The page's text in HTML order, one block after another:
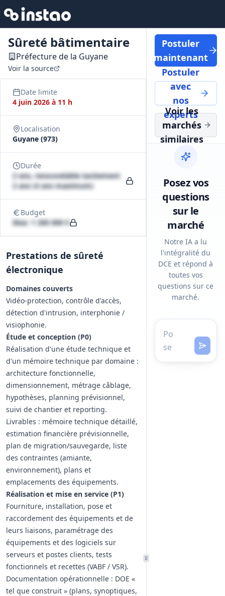
Sûreté bâtimentaire
Préfecture de la Guyane
Voir la source
Date limite
4 juin 2026 à 11 h
Localisation
Guyane (973)
Durée
2 ans, renouvelable tacitement
2 ans (4 ans maximum)
Budget
Max: 1 200 000 €
Prestations de sûreté
électronique
Domaines couverts
Vidéo-protection, contrôle d'accès,
détection d'intrusion, interphonie /
visiophonie.
Étude et conception (P0)
Réalisation d'une étude technique et
d'un mémoire technique par domaine :
architecture fonctionnelle,
dimensionnement, métrage câblage,
hypothèses, planning prévisionnel,
suivi de chantier et reporting.
Livrables : mémoire technique détaillé,
estimation financière prévisionnelle,
plan de migration/sauvegarde, liste
des contraintes (amiante,
environnement), plans et
emplacements des équipements.
Réalisation et mise en service (P1)
Fourniture, installation, pose et
raccordement des équipements et de
leurs liaisons, paramétrage des
équipements et des logiciels sur
serveurs et postes clients, tests
fonctionnels et recettes (VABF / VSR).
Documentation opérationnelle : DOE «
tel que construit » (plans, synoptiques,
Postuler
maintenant
Postuler
avec
nos
experts
Voir les
marchés
similaires
Posez vos
questions
sur le
marché
Notre IA a lu
l'intégralité du
DCE et répond à
toutes vos
questions sur ce
marché.